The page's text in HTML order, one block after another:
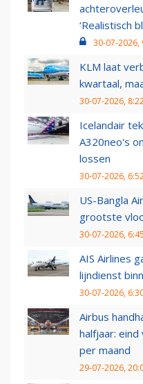
‘Realistisch
30-07-2026,
KLM laat
kwartaal,
30-07-2026,
Icelandair
A320neo's
lossen
30-07-2026,
US-Bangla
grootste
30-07-2026, 6:45
AIS Airlines
lijndienst
30-07-2026,
Airbus
halfjaar: eind
per maand
29-07-2026,